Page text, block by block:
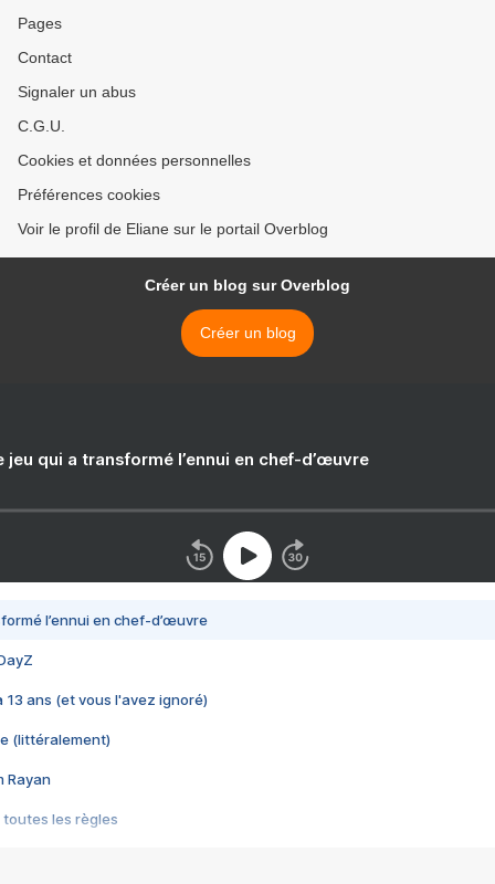
Pages
Contact
Signaler un abus
C.G.U.
Cookies et données personnelles
Préférences cookies
Voir le profil de Eliane sur le portail Overblog
Créer un blog sur Overblog
Créer un blog
jeu qui a transformé l’ennui en chef-d’œuvre
l’ennui en chef-d’œuvre
13 ans (et vous l'avez ignoré)
(littéralement)
Rayan
toutes les règles